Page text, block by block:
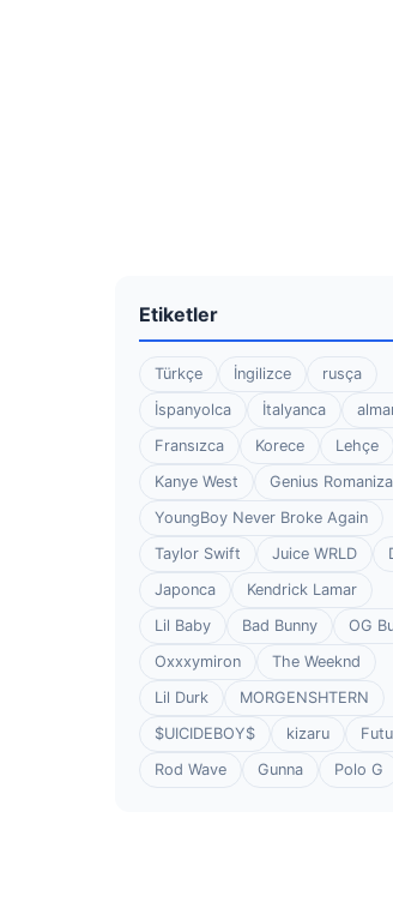
Etiketler
Türkçe İngilizce
rusça
İspanyolca
İtalyanca
Fransızca
Korece
Lehçe
Kanye West
Genius
YoungBoy Never Broke Again
Taylor Swift
Juice WRLD
Japonca
Kendrick Lamar
Lil Baby
Bad Bunny
OG
Oxxxymiron
The Weeknd
Lil Durk
MORGENSHTERN
$UICIDEBOY$
kizaru
Rod Wave
Gunna Polo G